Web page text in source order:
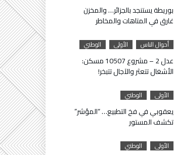
بوريطة يستنجد بالجزائر… والمخزن
غارق في المتاهات والمخاطر
أحوال الناس الأولى الوطني
عدل 2 – مشروع 10507 مسكن:
الأشغال تتعثر والآجال تتبخر!
الأولى الوطني
يعقوبي في فخ التطبيع… “المؤشر”
تكشف المستور
الأولى الوطني